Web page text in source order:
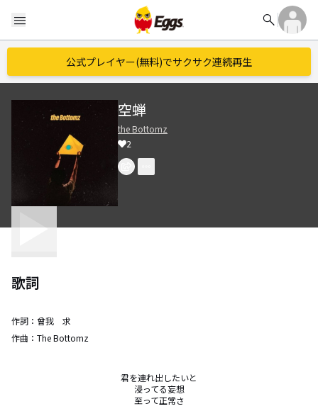
menu search
公式プレイヤー(無料)でサクサク連続再生
空蝉
the Bottomz
2
歌詞
作詞： 曾我 求
作曲： The Bottomz
君を連れ出したいと
浸ってる妄想
至って正常さ